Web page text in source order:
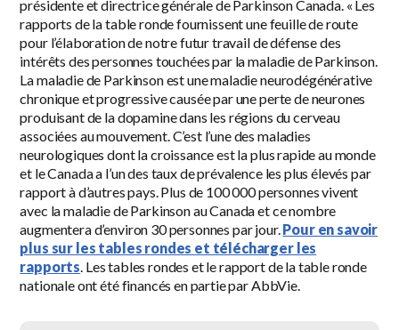
présidente et directrice générale de Parkinson Canada. « Les
rapports de la table ronde fournissent une feuille de route
pour l’élaboration de notre futur travail de défense des
intérêts des personnes touchées par la maladie de Parkinson.
La maladie de Parkinson est une maladie neurodégénérative
chronique et progressive causée par une perte de neurones
produisant de la dopamine dans les régions du cerveau
associées au mouvement. C’est l’une des maladies
neurologiques dont la croissance est la plus rapide au monde
et le Canada a l’un des taux de prévalence les plus élevés par
rapport à d’autres pays. Plus de 100 000 personnes vivent
avec la maladie de Parkinson au Canada et ce nombre
augmentera d’environ 30 personnes par jour.Pour en savoir
plus sur les tables rondes et télécharger les
rapports. Les tables rondes et le rapport de la table ronde
nationale ont été financés en partie par AbbVie.